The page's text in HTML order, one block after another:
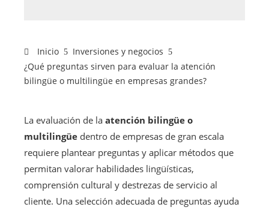
Inicio
Inversiones y negocios
¿Qué preguntas sirven para evaluar la atención
bilingüe o multilingüe en empresas grandes?
La evaluación de la atención bilingüe o
multilingüe dentro de empresas de gran escala
requiere plantear preguntas y aplicar métodos que
permitan valorar habilidades lingüísticas,
comprensión cultural y destrezas de servicio al
cliente. Una selección adecuada de preguntas ayuda